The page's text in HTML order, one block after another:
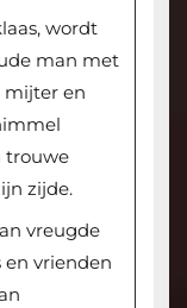
wordt
man met
mijter en
trouwe
zijde.
vreugde
vrienden